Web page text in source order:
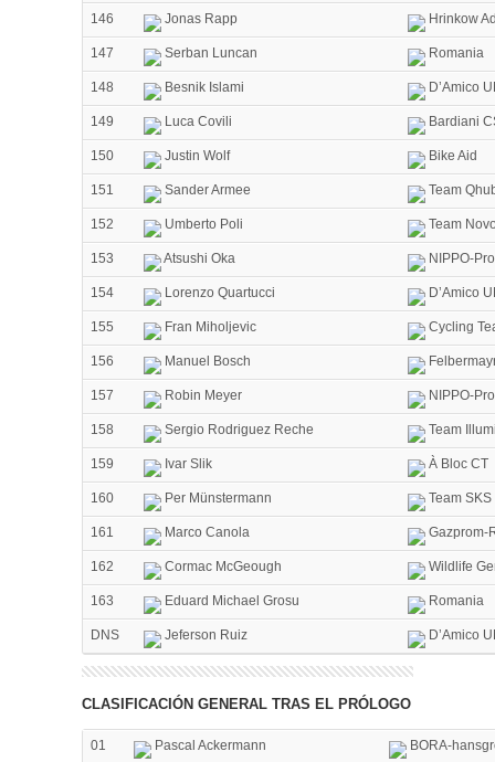
146 Jonas Rapp Hrinkow
147 Serban Luncan Romania
148 Besnik Islami D’Amico
149 Luca Covili Bardiani
150 Justin Wolf Bike Aid
151 Sander Armee Team
152 Umberto Poli Team
153 Atsushi Oka NIPPO-
154 Lorenzo Quartucci D’Amico
155 Fran Miholjevic Cycling
156 Manuel Bosch
157 Robin Meyer NIPPO-
158 Sergio Rodriguez Reche Team
159 Ivar Slik À Bloc CT
160 Per Münstermann Team
161 Marco Canola Gazprom-
162 Cormac McGeough Wildlife
163 Eduard Michael Grosu Romania
DNS Jeferson Ruiz D’Amico
CLASIFICACIÓN GENERAL TRAS EL PRÓLOGO
01 Pascal Ackermann BORA-